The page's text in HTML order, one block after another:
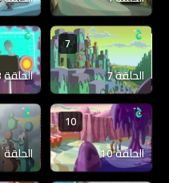
7
الحلقة 7 الحلقة 8
10
الحلقة 10 الحلقة 11